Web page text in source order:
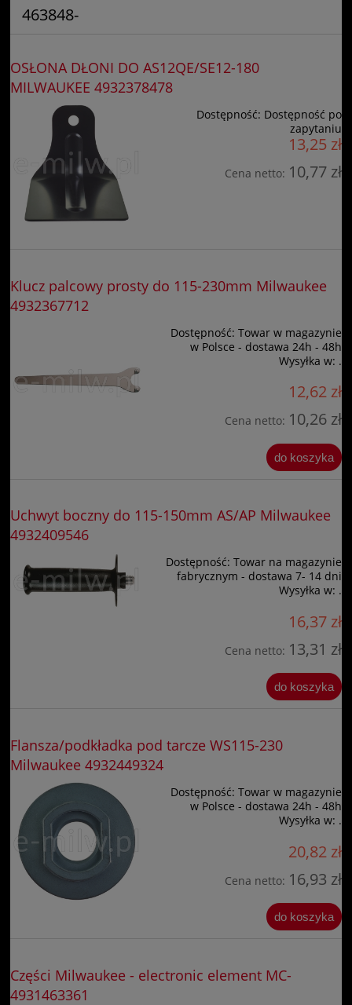
463848-
OSŁONA DŁONI DO AS12QE/SE12-180
MILWAUKEE 4932378478
Dostępność: Dostępność po
zapytaniu
13,25 zł
Cena netto: 10,77 zł
Klucz palcowy prosty do 115-230mm Milwaukee
4932367712
Dostępność: Towar w magazynie
w Polsce - dostawa 24h - 48h
Wysyłka w: .
12,62 zł
Cena netto: 10,26 zł
do koszyka
Uchwyt boczny do 115-150mm AS/AP Milwaukee
4932409546
Dostępność: Towar na magazynie
fabrycznym - dostawa 7- 14 dni
Wysyłka w: .
16,37 zł
Cena netto: 13,31 zł
do koszyka
Flansza/podkładka pod tarcze WS115-230
Milwaukee 4932449324
Dostępność: Towar w magazynie
w Polsce - dostawa 24h - 48h
Wysyłka w: .
20,82 zł
Cena netto: 16,93 zł
do koszyka
Części Milwaukee - electronic element MC-
4931463361